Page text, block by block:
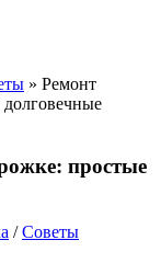
» Ремонт
простые
/Советы